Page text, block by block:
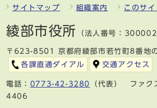
サイトマップ 組織案内 このサ
綾部市役所 （法人番号：
〒623-8501 京都府綾部市若竹町8番地
各課直通ダイアル
交通アクセス
電話： 0773-42-3280
（代表） ファ
4406